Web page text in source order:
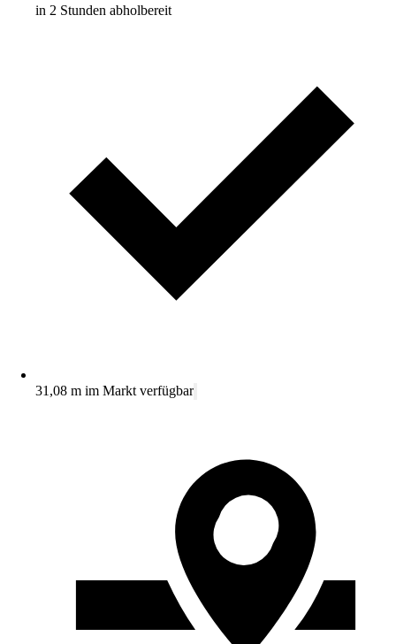
in 2 Stunden abholbereit
31,08 m im Markt verfügbar